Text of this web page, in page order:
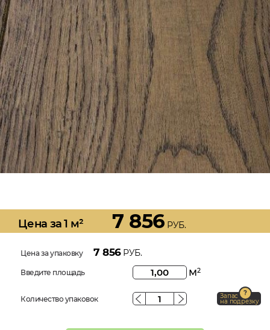
Цена за 1 м² 7 856 РУБ.
Цена за упаковку 7 856РУБ.
Введите площадь м2
Количество упаковок Запас
на подрезку